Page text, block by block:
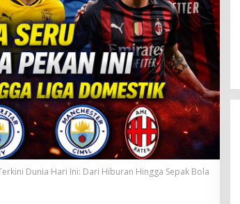
Dunia Hari Ini: Dari Hiburan Hingga Sepak Bola